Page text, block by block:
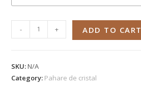
- + ADD TO CART
SKU:N/A
Category: Pahare de cristal